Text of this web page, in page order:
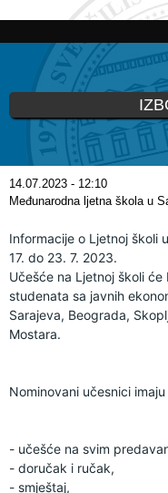
Vi ste ovdje
14.07.2023 - 12:10
Međunarodna ljetna škola u
Informacije o Ljetnoj školi
17. do 23. 7. 2023.
Učešće na Ljetnoj školi
studenata sa javnih
Sarajeva, Beograda,
Mostara.
Nominovani učesnici
- učešće na svim
- doručak i ručak,
- smještaj,